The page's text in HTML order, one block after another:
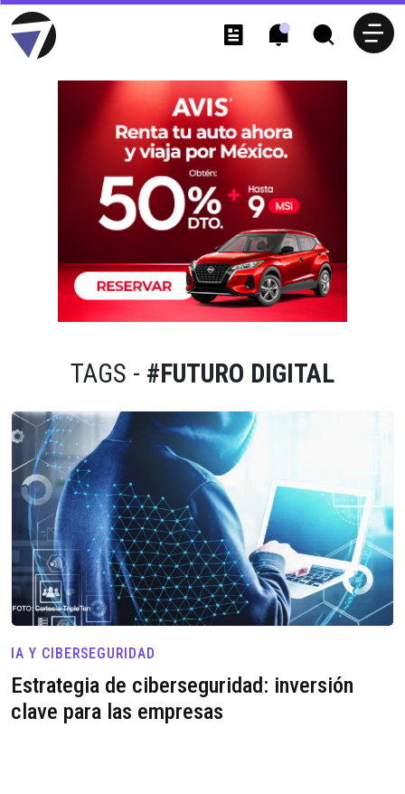
TAGS - #FUTURO DIGITAL
IA Y CIBERSEGURIDAD
Estrategia de ciberseguridad: inversión
clave para las empresas